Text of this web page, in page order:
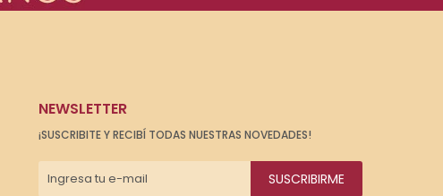
NEWSLETTER
¡SUSCRIBITE Y RECIBÍ TODAS NUESTRAS NOVEDADES!
SUSCRIBIRME